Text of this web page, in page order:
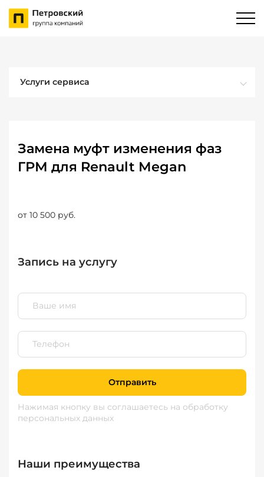
Услуги сервиса
Замена муфт изменения фаз
ГРМ для Renault Megan
от 10 500 руб.
Запись на услугу
Отправить
Нажимая кнопку вы соглашаетесь на обработку
персональных данных
Наши преимущества